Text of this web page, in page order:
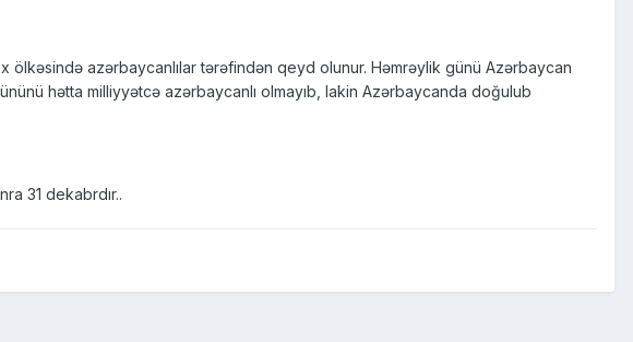
ölkəsində azərbaycanlılar tərəfindən qeyd olunur. Həmrəylik günü Azərbaycan
hətta milliyyətcə azərbaycanlı olmayıb, lakin Azərbaycanda doğulub
31 dekabrdır..